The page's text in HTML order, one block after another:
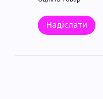
Надіслати